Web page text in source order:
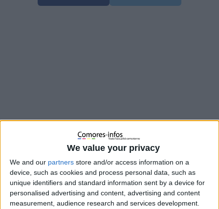
We value your privacy
We and our partners store and/or access information on a
device, such as cookies and process personal data, such as
unique identifiers and standard information sent by a device for
personalised advertising and content, advertising and content
measurement, audience research and services development.
La scène est aussi bien cocasse qu’humiliante. Aussitôt arrivé à
l’aéroport de Ouani ce matin, le chef de l’Etat a procédé aux
traditionnelles poignées de main aux officiers de forces de
sécurité venus l’accueillir. Au bout de la procession militaire,
commence celle des membres du gouvernement et des